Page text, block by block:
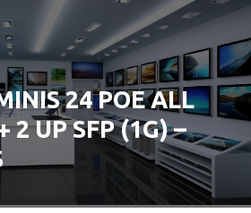
24 POE ALL
2 UP SFP (1G) –